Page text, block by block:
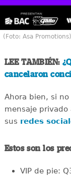
(Foto: Asa Promotions)
LEE TAMBIÉN:
cancelaron
Ahora bien, si
mensaje
sus redes
Estos son los
VIP de pie: